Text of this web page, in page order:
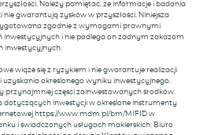
Należy pamiętać, że informacje i badania
gwarantują zysków w przyszłości. Niniejsza
zgodnie z wymogami prawnymi
inwestycyjnych i nie podlega on żadnym zakazom
inwestycyjnych.
wiąże się z ryzykiem i nie gwarantuje realizacji
uzyskania określonego wyniku inwestycyjnego.
przynajmniej części zainwestowanych środków.
dotyczących inwestycji w określone instrumenty
https://www.mdm.pl/bm/MIFID w
i świadczonych usługach maklerskich. Biuro